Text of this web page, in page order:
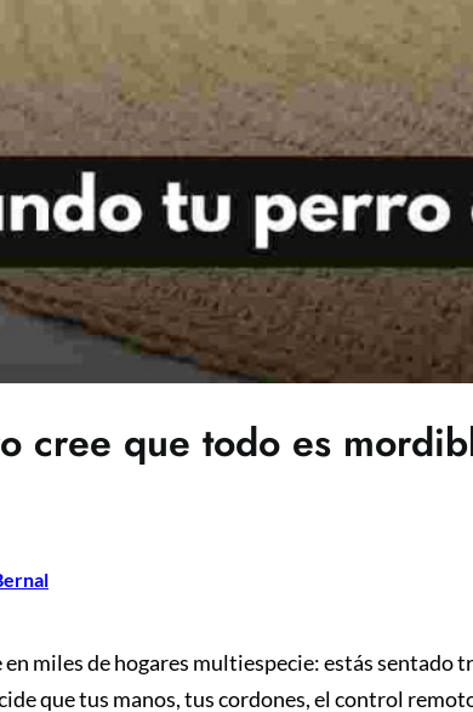
cree que todo es
en miles de hogares multiespecie: estás sentado
que tus manos, tus cordones, el control